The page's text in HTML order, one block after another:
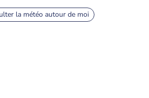
la météo autour de moi